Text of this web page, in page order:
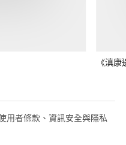
《滇
用者條款、資訊安全與隱私